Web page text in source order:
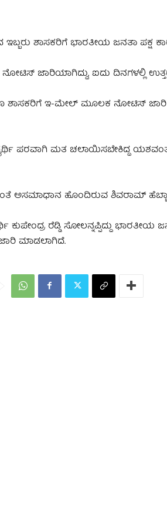
ಇಬ್ಬರು ಶಾಸಕರಿಗೆ ಭಾರತೀಯ ಜನತಾ
ಜಾರಿಯಾಗಿದ್ದು, ಐದು ದಿನಗಳಲ್ಲಿ
ಶಾಸಕರಿಗೆ ಇ-ಮೇಲ್‌ ಮೂಲಕ ನೋಟಿಸ್‌ ಜಾರಿ
ಪರವಾಗಿ ಮತ ಚಲಾಯಿಸಬೇಕಿದ್ದ
ಅಸಮಾಧಾನ ಹೊಂದಿರುವ ಶಿವರಾಮ್‌
ರೆಡ್ಡಿ ಸೋಲನ್ನಪ್ಪಿದ್ದು ಭಾರತೀಯ
ಮಾಡಲಾಗಿದೆ.